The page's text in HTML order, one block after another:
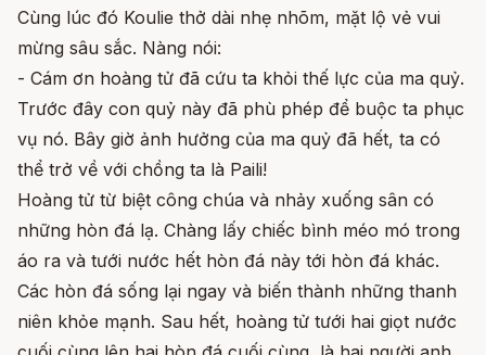
Cùng lúc đó Koulie thở dài nhẹ nhõm, mặt lộ vẻ vui
mừng sâu sắc. Nàng nói:
- Cám ơn hoàng tử đã cứu ta khỏi thế lực của ma quỷ.
Trước đây con quỷ này đã phù phép để buộc ta phục
vụ nó. Bây giờ ảnh hưởng của ma quỷ đã hết, ta có
thể trở về với chồng ta là Paili!
Hoàng tử từ biệt công chúa và nhảy xuống sân có
những hòn đá lạ. Chàng lấy chiếc bình méo mó trong
áo ra và tưới nước hết hòn đá này tới hòn đá khác.
Các hòn đá sống lại ngay và biến thành những thanh
niên khỏe mạnh. Sau hết, hoàng tử tưới hai giọt nước